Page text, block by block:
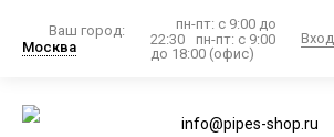
Ваш город:
Москва
пн-пт: с 9:00 до
22:30
пн-пт: с 9:00
до 18:00 (офис)
Вход
info@pipes-shop.ru